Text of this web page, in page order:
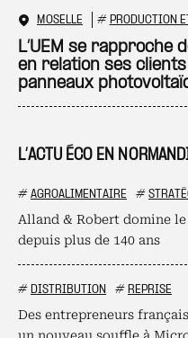
L’ACTU ÉCO EN
# AGROALIMENTAIRE #
Alland & Robert domine le
depuis plus de 140 ans
# DISTRIBUTION # REPRISE
Des entrepreneurs
MOSELLE # PRODUCTION
L’UEM se rapproche
en relation ses
panneaux